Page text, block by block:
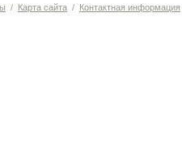
/ Карта сайта / Контактная информация